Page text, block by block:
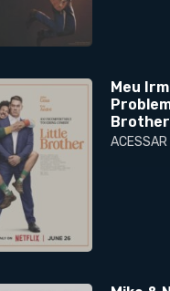
Meu
ACESSAR